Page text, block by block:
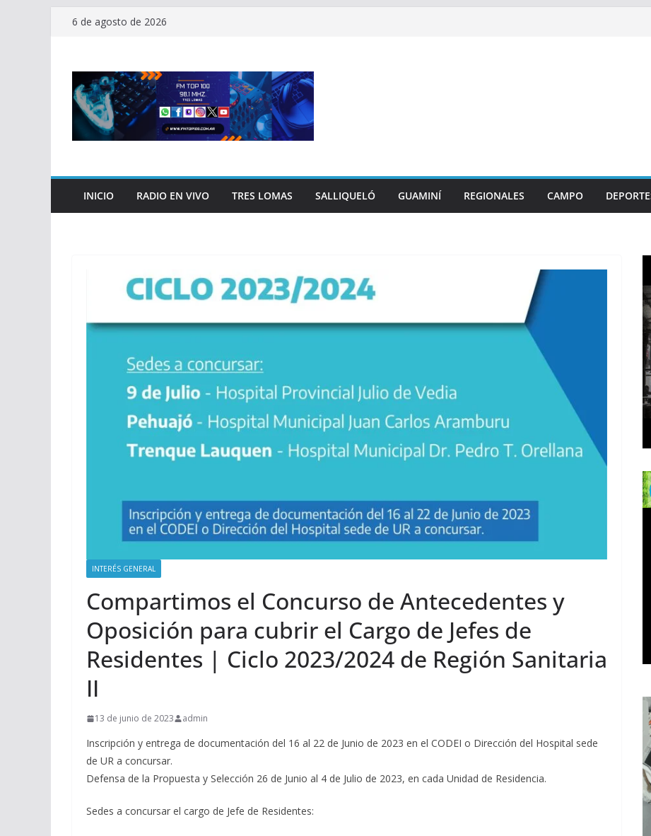
Saltar6 de agosto de 2026
INICIO RADIO EN VIVO TRES LOMAS SALLIQUELÓ GUAMINÍ REGIONALES CAMPO
INTERÉS GENERAL
Compartimos el Concurso de Antecedentes y
Oposición para cubrir el Cargo de Jefes de
Residentes | Ciclo 2023/2024 de Región Sanitaria
II
13 de junio de 2023 admin
Inscripción y entrega de documentación del 16 al 22 de Junio de 2023 en el CODEI o Dirección del Hospital sede
de UR a concursar.
Defensa de la Propuesta y Selección 26 de Junio al 4 de Julio de 2023, en cada Unidad de Residencia.
Sedes a concursar el cargo de Jefe de Residentes: